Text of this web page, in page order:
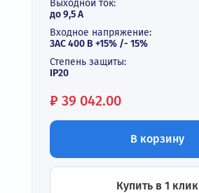
Выходной ток:
до 9,5 А
Входное напряжение:
3АС 400 В +15% /- 15%
Степень защиты:
IP20
Цена:
₽ 39 042.00
В корзину
Купить в 1 клик